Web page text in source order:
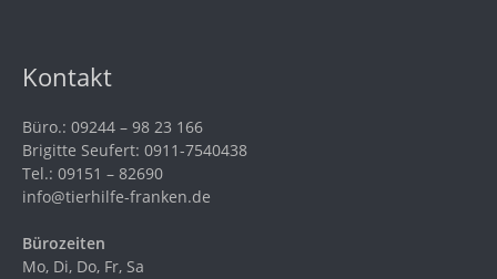
Kontakt
Büro.: 09244 – 98 23 166
Brigitte Seufert: 0911-7540438
Tel.: 09151 – 82690
info@tierhilfe-franken.de
Bürozeiten
Mo, Di, Do, Fr, Sa